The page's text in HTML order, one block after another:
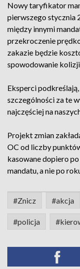
Nowy taryfikator
pierwszego stycznia
między innymi
przekroczenie
zakazie będzie
spowodowanie kolizji
Eksperci
szczególności za te
najczęściej na
Projekt zmian
OC od liczby
kasowane dopiero
mandatu, a nie po
#Znicz #akcja
#policja